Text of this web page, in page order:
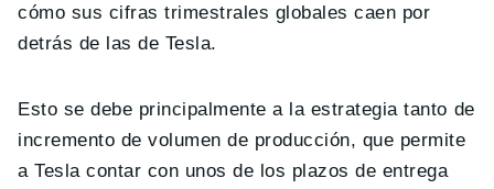
cómo sus cifras trimestrales globales caen por
detrás de las de Tesla.
Esto se debe principalmente a la estrategia tanto de
incremento de volumen de producción, que permite
a Tesla contar con unos de los plazos de entrega